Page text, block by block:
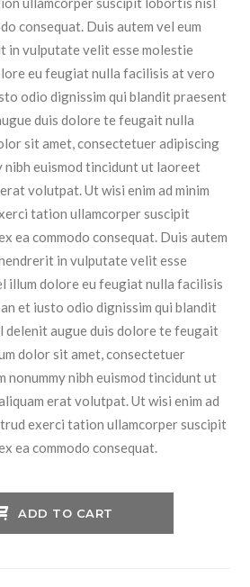
consequat. Duis autem vel eum
in vulputate velit esse molestie
eu feugiat nulla facilisis at vero
odio dignissim qui blandit praesent
duis dolore te feugait nulla
sit amet, consectetuer adipiscing
nibh euismod tincidunt ut laoreet
volutpat. Ut wisi enim ad minim
tation ullamcorper suscipit
ea commodo consequat. Duis autem
in vulputate velit esse
illum dolore eu feugiat nulla facilisis
et iusto odio dignissim qui blandit
delenit augue duis dolore te feugait
dolor sit amet, consectetuer
nonummy nibh euismod tincidunt ut
erat volutpat. Ut wisi enim ad
exerci tation ullamcorper suscipit
ea commodo consequat.
ADD TO CART